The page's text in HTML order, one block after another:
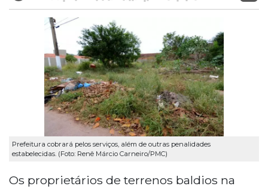
Prefeitura cobrará pelos serviços, além de outras penalidades
estabelecidas. (Foto: Renê Márcio Carneiro/PMC)
Os proprietários de terrenos baldios na